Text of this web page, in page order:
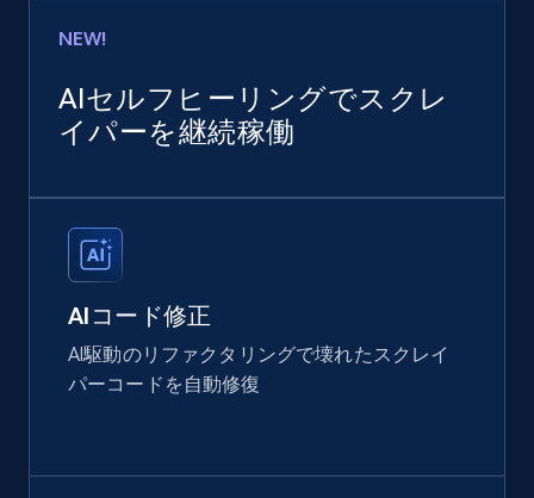
NEW!
AIセルフヒーリングでスクレ
イパーを継続稼働
AIコード修正
AI駆動のリファクタリングで壊れたスクレイ
パーコードを自動修復